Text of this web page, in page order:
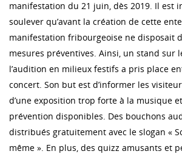
manifestation du 21 juin, dès 2019. Il est
soulever qu’avant la création de cette
manifestation fribourgeoise ne disposait
mesures préventives. Ainsi, un stand sur
l’audition en milieux festifs a pris place
concert. Son but est d’informer les
d’une exposition trop forte à la musique
prévention disponibles. Des bouchons
distribués gratuitement avec le slogan «
même ». En plus, des quizz amusants et